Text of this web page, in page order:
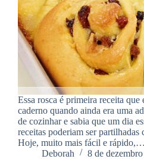
Essa rosca é primeira receita que
caderno quando ainda era uma
de cozinhar e sabia que um dia
receitas poderiam ser partilhadas
Hoje, muito mais fácil e rápido,…
Deborah
8 de